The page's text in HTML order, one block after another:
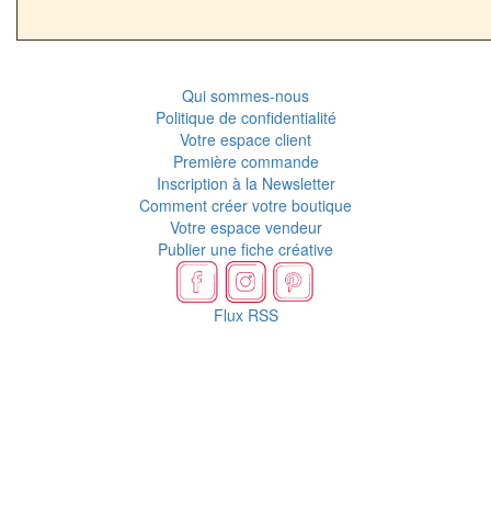
Qui sommes-nous
Politique de confidentialité
Votre espace client
Première commande
Inscription à la Newsletter
Comment créer votre boutique
Votre espace vendeur
Publier une fiche créative
Flux RSS